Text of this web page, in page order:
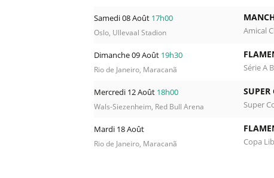
Samedi 08 Août 17h00
Oslo, Ullevaal Stadion Amical
Dimanche 09 Août 19h30
Rio de Janeiro, Maracanã Série A
Mercredi 12 Août 18h00
Wals-Siezenheim, Red Bull Arena
SUPER
Super
Mardi 18 Août
Rio de Janeiro, Maracanã Copa